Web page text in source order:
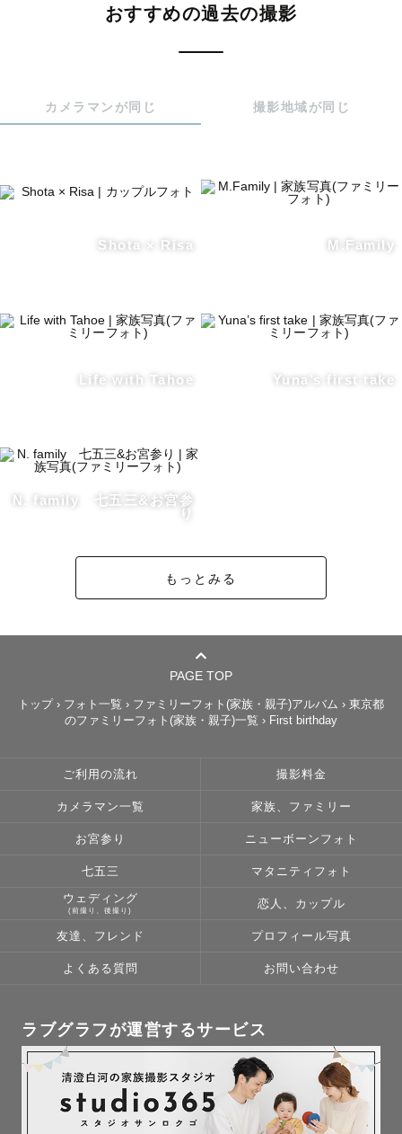
おすすめの過去の撮影
カメラマンが同じ 撮影地域が同じ
Shota × Risa M.Family
Life with Tahoe Yuna’s first take
N. family 七五三&お宮参
り
もっとみる
PAGE TOP
トップ › フォト一覧 › ファミリーフォト(家族・親子)アルバム › 東京都
のファミリーフォト(家族・親子)一覧 › First birthday
ご利用の流れ 撮影料金
カメラマン一覧 家族、ファミリー
お宮参り ニューボーンフォト
七五三 マタニティフォト
ウェディング
(前撮り、後撮り)
恋人、カップル
友達、フレンド プロフィール写真
よくある質問 お問い合わせ
ラブグラフが運営するサービス